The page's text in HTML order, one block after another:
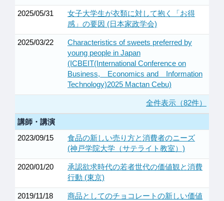
2025/05/31
女子大学生が衣類に対して抱く「お得
感」の要因 (日本家政学会)
2025/03/22
Characteristics of sweets preferred by
young people in Japan
(ICBEIT(International Conference on
Business, Economics and Information
Technology)2025 Mactan Cebu)
全件表示（82件）
講師・講演
2023/09/15
食品の新しい売り方と消費者のニーズ
(神戸学院大学（サテライト教室）)
2020/01/20
承認欲求時代の若者世代の価値観と消費
行動 (東京)
2019/11/18
商品としてのチョコレートの新しい価値